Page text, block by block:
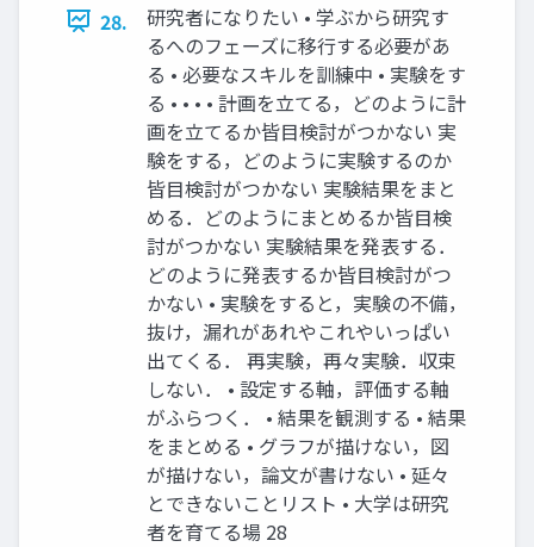
28.
研究者になりたい • 学ぶから研究す
るへのフェーズに移⾏する必要があ
る • 必要なスキルを訓練中 • 実験をす
る • • • • 計画を⽴てる，どのように計
画を⽴てるか皆⽬検討がつかない 実
験をする，どのように実験するのか
皆⽬検討がつかない 実験結果をまと
める．どのようにまとめるか皆⽬検
討がつかない 実験結果を発表する．
どのように発表するか皆⽬検討がつ
かない • 実験をすると，実験の不備，
抜け，漏れがあれやこれやいっぱい
出てくる． 再実験，再々実験．収束
しない． • 設定する軸，評価する軸
がふらつく． • 結果を観測する • 結果
をまとめる • グラフが描けない，図
が描けない，論⽂が書けない • 延々
とできないことリスト • ⼤学は研究
者を育てる場 28